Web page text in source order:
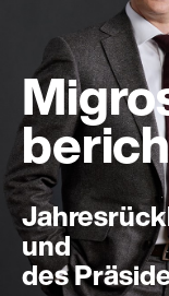
und
des